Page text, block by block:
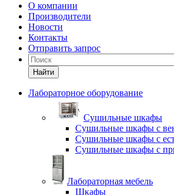
О компании
Производители
Новости
Контакты
Отправить запрос
Найти
Лабораторное оборудование
Cушильные шкафы
Сушильные шкафы с
Сушильные шкафы с
Сушильные шкафы с
Лабораторная мебель
Шкафы